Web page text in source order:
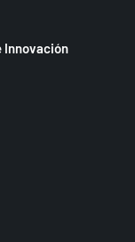
Innovación